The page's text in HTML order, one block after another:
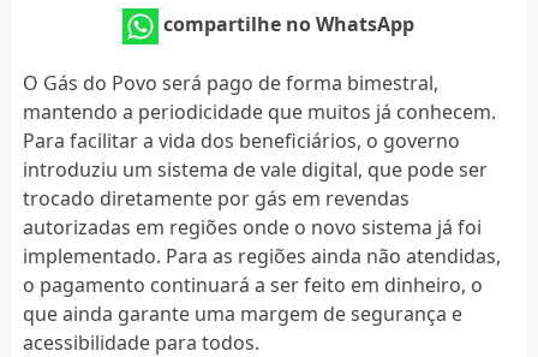
compartilhe no WhatsApp
O Gás do Povo será pago de forma bimestral,
mantendo a periodicidade que muitos já conhecem.
Para facilitar a vida dos beneficiários, o governo
introduziu um sistema de vale digital, que pode ser
trocado diretamente por gás em revendas
autorizadas em regiões onde o novo sistema já foi
implementado. Para as regiões ainda não atendidas,
o pagamento continuará a ser feito em dinheiro, o
que ainda garante uma margem de segurança e
acessibilidade para todos.